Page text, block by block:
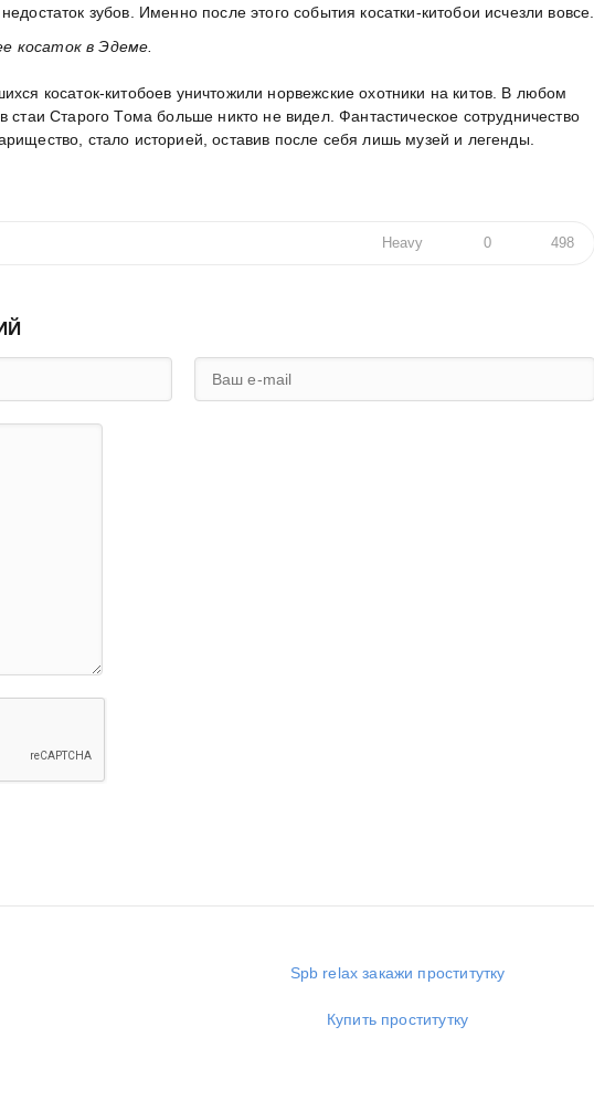
зубов. Именно после этого события косатки-китобои исчезли вовсе.
косаток в Эдеме.
косаток-китобоев уничтожили норвежские охотники на китов. В любом
стаи Старого Тома больше никто не видел. Фантастическое сотрудничество
стало историей, оставив после себя лишь музей и легенды.
Heavy 0 498
Spb relax закажи проститутку
Купить проститутку